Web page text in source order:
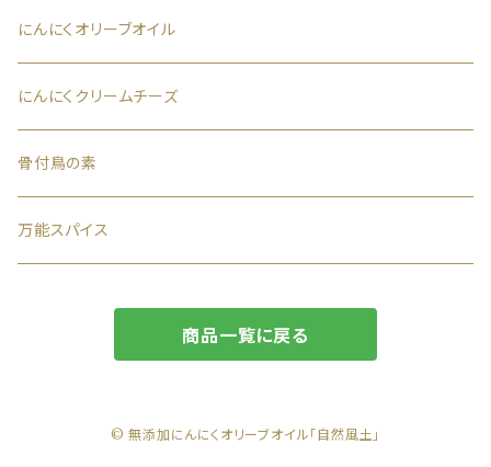
にんにくオリーブオイル
にんにくクリームチーズ
骨付鳥の素
万能スパイス
商品一覧に戻る
© 無添加にんにくオリーブオイル「自然風土」